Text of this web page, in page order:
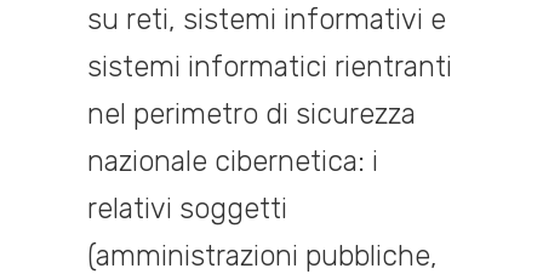
su reti, sistemi informativi e
sistemi informatici rientranti
nel perimetro di sicurezza
nazionale cibernetica: i
relativi soggetti
(amministrazioni pubbliche,